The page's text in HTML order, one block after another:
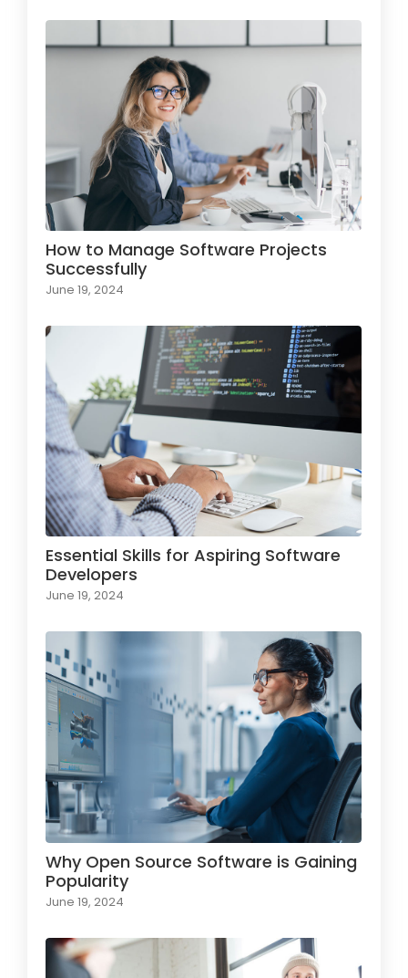
How to Manage Software Projects
Successfully
June 19, 2024
Essential Skills for Aspiring Software
Developers
June 19, 2024
Why Open Source Software is Gaining
Popularity
June 19, 2024